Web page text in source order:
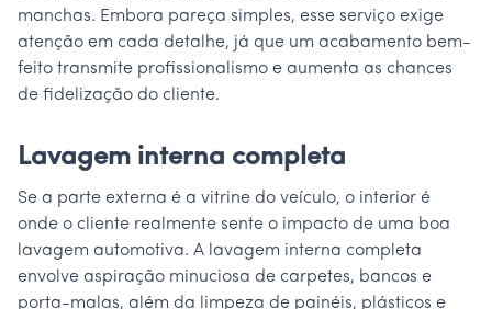
manchas. Embora pareça simples, esse serviço exige
atenção em cada detalhe, já que um acabamento bem-
feito transmite profissionalismo e aumenta as chances
de fidelização do cliente.
Lavagem interna completa
Se a parte externa é a vitrine do veículo, o interior é
onde o cliente realmente sente o impacto de uma boa
lavagem automotiva. A lavagem interna completa
envolve aspiração minuciosa de carpetes, bancos e
porta-malas, além da limpeza de painéis, plásticos e